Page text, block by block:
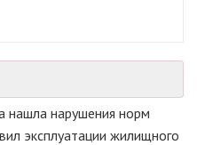
нашла нарушения норм
эксплуатации жилищного